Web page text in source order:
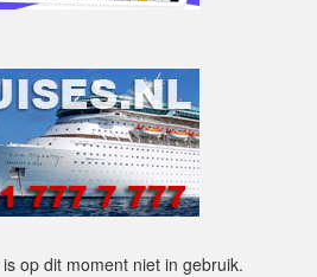
is op dit moment niet in gebruik.